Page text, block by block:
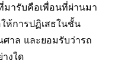
มารับคือเพื่อนที่ผ่านมา
ห้การปฏิเสธในชั้น
าล และยอมรับว่ารถ
งใด